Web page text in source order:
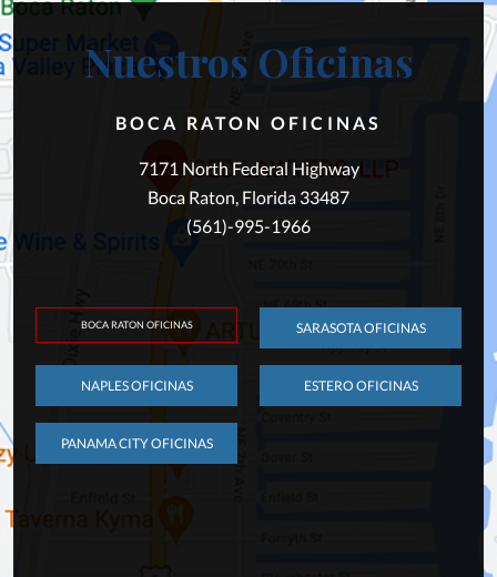
Nuestros Oficinas
BOCA RATON OFICINAS
7171 North Federal Highway
Boca Raton, Florida 33487
(561)-995-1966
BOCA RATON OFICINAS SARASOTA OFICINAS
NAPLES OFICINAS ESTERO OFICINAS
PANAMA CITY OFICINAS